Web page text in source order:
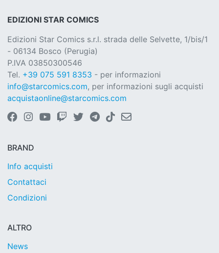
EDIZIONI STAR COMICS
Edizioni Star Comics s.r.l. strada delle Selvette, 1/bis/1
- 06134 Bosco (Perugia)
P.IVA 03850300546
Tel. +39 075 591 8353 - per informazioni
info@starcomics.com, per informazioni sugli acquisti
acquistaonline@starcomics.com
BRAND
Info acquisti
Contattaci
Condizioni
ALTRO
News